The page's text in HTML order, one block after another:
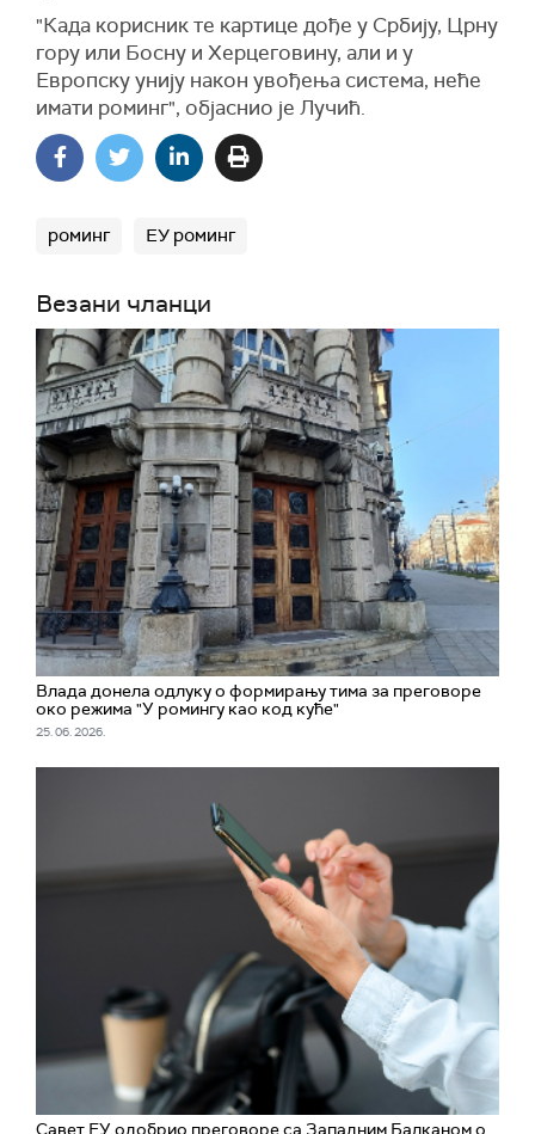
"Када корисник те картице дође у Србију, Црну
гору или Босну и Херцеговину, али и у
Европску унију након увођења система, неће
имати роминг", објаснио је Лучић.
роминг ЕУ роминг
Везани чланци
Влада донела одлуку о формирању тима за преговоре
око режима "У ромингу као код куће"
25. 06. 2026.
Савет ЕУ одобрио преговоре са Западним Балканом о